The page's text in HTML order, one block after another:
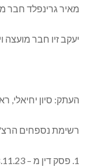
מאיר גרינפלד חבר
יעקב זיו חבר מועצה
העתק: סיון יחיאלי,
רשימת נספחים
1. פסק דין מ – 18.11.23